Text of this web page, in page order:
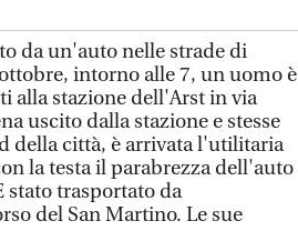
da un'auto nelle strade di
intorno alle 7, un uomo è
alla stazione dell'Arst in via
uscito dalla stazione e stesse
della città, è arrivata l'utilitaria
la testa il parabrezza dell'auto
stato trasportato da
del San Martino. Le sue